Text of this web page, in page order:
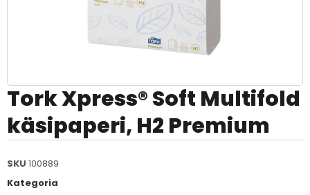
Tork Xpress® Soft Multifold
käsipaperi, H2 Premium
SKU 100889
Kategoria